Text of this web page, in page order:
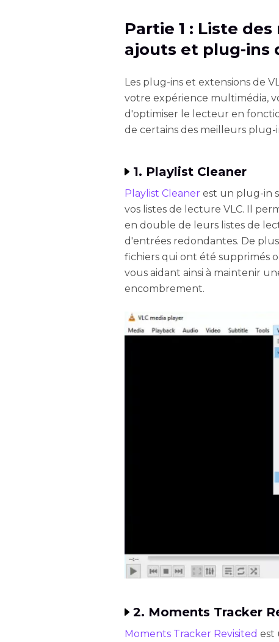
Partie 1 : Liste
ajouts et plug-ins
Les plug-ins et extensions de
votre expérience multimédia,
d'optimiser le lecteur en
de certains des meilleurs plug-
1. Playlist Cleaner
Playlist Cleaner est un plug-in
vos listes de lecture VLC. Il
en double de leurs listes de
d'entrées redondantes. De
fichiers qui ont été supprimés
vous aidant ainsi à maintenir
encombrement.
2. Moments Tracker
Moments Tracker Revisited est